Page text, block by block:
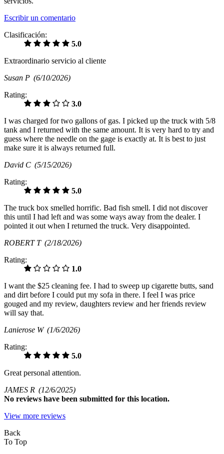
Escribir un comentario
Clasificación:
5.0
Extraordinario servicio al cliente
Susan P (6/10/2026)
Rating:
3.0
I was charged for two gallons of gas. I picked up the truck with 5/8
tank and I returned with the same amount. It is very hard to try and
guess where the needle on the gage is exactly at. It is best to just
make sure it is always returned full.
David C (5/15/2026)
Rating:
5.0
The truck box smelled horrific. Bad fish smell. I did not discover
this until I had left and was some ways away from the dealer. I
pointed it out when I returned the truck. Very disappointed.
ROBERT T (2/18/2026)
Rating:
1.0
I want the $25 cleaning fee. I had to sweep up cigarette butts, sand
and dirt before I could put my sofa in there. I feel I was price
gouged and my review, daughters review and her friends review
will say that.
Lanierose W (1/6/2026)
Rating:
5.0
Great personal attention.
JAMES R (12/6/2025)
No reviews have been submitted for this location.
View more reviews
Back
To Top